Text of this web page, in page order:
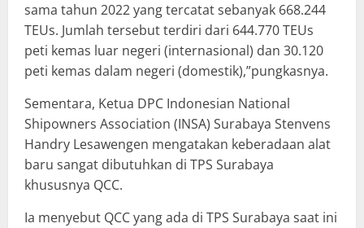
sama tahun 2022 yang tercatat sebanyak 668.244
TEUs. Jumlah tersebut terdiri dari 644.770 TEUs
peti kemas luar negeri (internasional) dan 30.120
peti kemas dalam negeri (domestik),”pungkasnya.
Sementara, Ketua DPC Indonesian National
Shipowners Association (INSA) Surabaya Stenvens
Handry Lesawengen mengatakan keberadaan alat
baru sangat dibutuhkan di TPS Surabaya
khususnya QCC.
Ia menyebut QCC yang ada di TPS Surabaya saat ini